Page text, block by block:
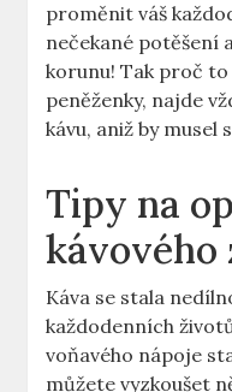
proměnit váš
nečekané potěšení
korunu! Tak proč
peněženky, najde
kávu, aniž by musel
Tipy na
Káva se stala
každodenních
voňavého nápoje
můžete vyzkoušet